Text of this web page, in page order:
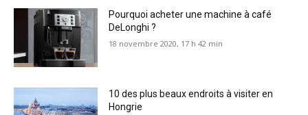
Pourquoi acheter une machine à café
DeLonghi ?
18 novembre 2020, 17 h 42 min
10 des plus beaux endroits à visiter en
Hongrie